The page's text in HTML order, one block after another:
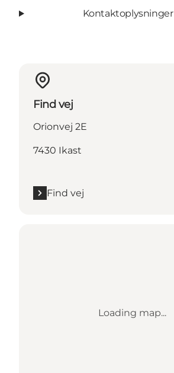
Kontaktoplysninger
Find vej
Orionvej 2E
7430 Ikast
Find vej
Loading map...